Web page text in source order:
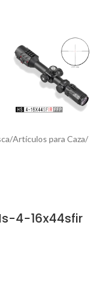
/Artículos para Caza/
4-16x44sfir